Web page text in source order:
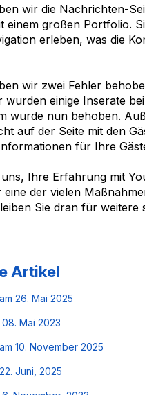
wir die Nachrichten-
einem großen Portfolio.
erleben, was die
wir zwei Fehler
wurden einige Inserate
wurde nun behoben.
auf der Seite mit den
für Ihre
Ihre Erfahrung mit
eine der vielen
Sie dran für
Artikel
26. Mai 2025
Mai 2023
10. November 2025
Juni, 2025